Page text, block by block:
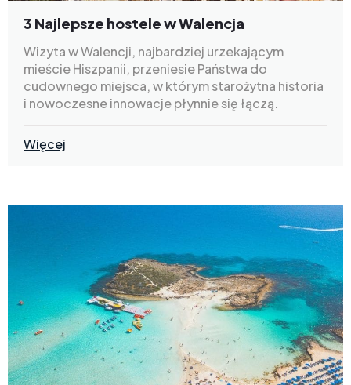
3 Najlepsze hostele w Walencja
Wizyta w Walencji, najbardziej urzekającym
mieście Hiszpanii, przeniesie Państwa do
cudownego miejsca, w którym starożytna historia
i nowoczesne innowacje płynnie się łączą.
Więcej